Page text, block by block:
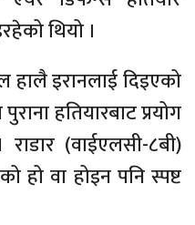
थियो ।
हालै इरानलाई दिइएको
हतियारबाट प्रयोग
(वाईएलसी-८बी)
हो वा होइन पनि स्पष्ट